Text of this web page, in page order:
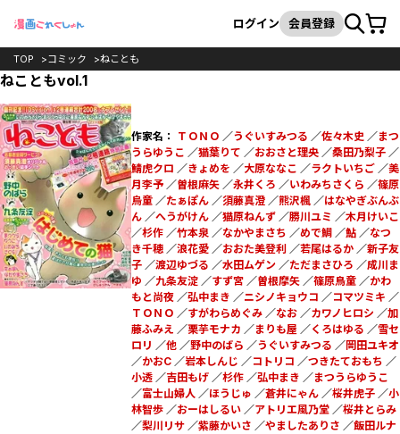
検索
ログイン 会員登録カート
TOP コミック ねことも
ねこともvol.1
作家名： ＴＯＮＯ ／うぐいすみつる ／佐々木史／まつ
うらゆうこ ／猫葉りて ／おおさと理央／桑田乃梨子／
鯖虎クロ ／きょめを ／大原ななこ ／ラクトいちご／美
月李予／曽根麻矢／永井くろ ／いわみちさくら ／篠原
烏童／たぁぽん／須藤真澄／熊沢楓／はなやぎぶんぶ
ん／へうがけん／猫原ねんず／勝川ユミ ／木月けいこ
／杉作／竹本泉／なかやまさち ／めで鯛／鮎／なつ
き千穂／浪花愛／おおた美登利 ／若尾はるか／新子友
子／渡辺ゆづる ／水田ムゲン／ただまさひろ ／成川ま
ゆ ／九条友淀／すず宮／曽根摩矢／篠原鳥童／かわ
もと尚夜／弘中まき ／ニシノキョウコ ／コマツミキ ／
ＴＯＮＯ ／すがわらめぐみ／なお／カワノヒロシ ／加
藤ふみえ ／栗芋モナカ ／まりも屋／くろはゆる ／雪セ
ロリ ／他／野中のばら ／うぐいすみつる ／岡田ユキオ
／かおC／岩本しんじ ／コトリコ ／つきたておもち ／
小透／吉田もげ／杉作／弘中まき ／まつうらゆうこ
／富士山婦人／ほうじゅ ／蒼井にゃん／桜井虎子／小
林智歩／おーはしるい／アトリエ風乃堂／桜井とらみ
／梨川リサ／紫藤かいさ ／やましたありさ ／飯田ルナ